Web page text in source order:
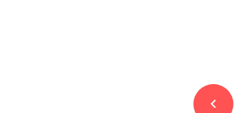
navigate_before